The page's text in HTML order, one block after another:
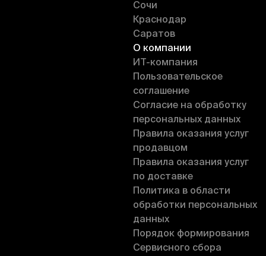
Сочи
Краснодар
Саратов
О компании
ИT-компания
Пользовательское
соглашение
Согласие на обработку
персональных данных
Правила оказания услуг
продавцом
Правила оказания услуг
по доставке
Политика в области
обработки персональных
данных
Порядок формирования
Сервисного сбора